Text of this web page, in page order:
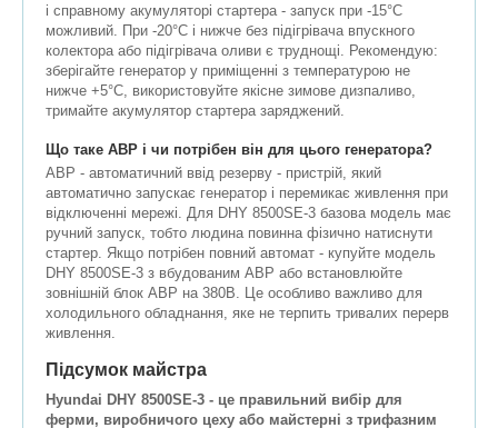
і справному акумуляторі стартера - запуск при -15°C
можливий. При -20°C і нижче без підігрівача впускного
колектора або підігрівача оливи є труднощі. Рекомендую:
зберігайте генератор у приміщенні з температурою не
нижче +5°C, використовуйте якісне зимове дизпаливо,
тримайте акумулятор стартера заряджений.
Що таке АВР і чи потрібен він для цього генератора?
АВР - автоматичний ввід резерву - пристрій, який
автоматично запускає генератор і перемикає живлення при
відключенні мережі. Для DHY 8500SE-3 базова модель має
ручний запуск, тобто людина повинна фізично натиснути
стартер. Якщо потрібен повний автомат - купуйте модель
DHY 8500SE-3 з вбудованим АВР або встановлюйте
зовнішній блок АВР на 380В. Це особливо важливо для
холодильного обладнання, яке не терпить тривалих перерв
живлення.
Підсумок майстра
Hyundai DHY 8500SE-3 - це правильний вибір для
ферми, виробничого цеху або майстерні з трифазним